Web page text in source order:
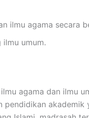
ilmu agama secara
umum.
agama dan ilmu
pendidikan akademik